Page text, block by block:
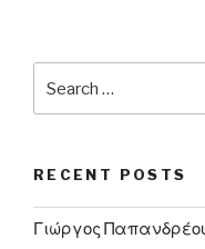
for:
RECENT POSTS
Γιώργος